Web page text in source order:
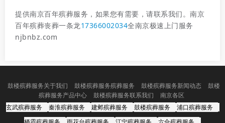
提供南京百年殡葬服务，如果您有需要，请联系我们。南京
百年殡葬丧葬一条龙17366002034全南京极速上门服务
njbnbz.com
鼓楼殡葬服务关于我们 鼓楼殡葬服务殡葬服务 鼓楼殡葬服务新闻动态
鼓楼
殡葬服务产品中心
鼓楼殡葬服务联系我们
南京各区
玄武殡葬服务
秦淮殡葬服务 建邺殡葬服务 鼓楼殡葬服务
浦口殡葬服务